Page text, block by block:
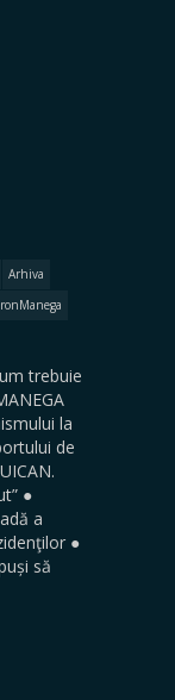
Arhiva
trebuie
la
de
●
a
●
să